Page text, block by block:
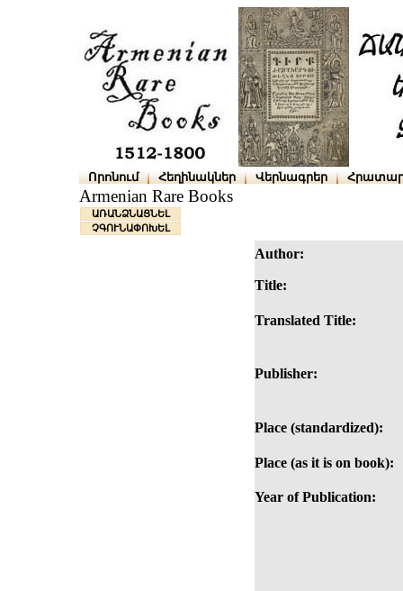
Որոնում Հեղինակներ Վերնագրեր
Armenian Rare Books
ԱՌԱՆՁՆԱՑՆԵԼ
ՉԳՈՒՆԱՓՈԽԵԼ
Author:
Title:
Translated Title:
Publisher:
Place (standardized):
Place (as it is on book):
Year of Publication: